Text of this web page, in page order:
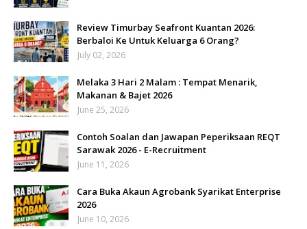
Review Timurbay Seafront Kuantan 2026:
Berbaloi Ke Untuk Keluarga 6 Orang?
July 02, 2026
Melaka 3 Hari 2 Malam : Tempat Menarik,
Makanan & Bajet 2026
June 25, 2026
Contoh Soalan dan Jawapan Peperiksaan REQT
Sarawak 2026 - E-Recruitment
June 11, 2026
Cara Buka Akaun Agrobank Syarikat Enterprise
2026
June 10, 2026